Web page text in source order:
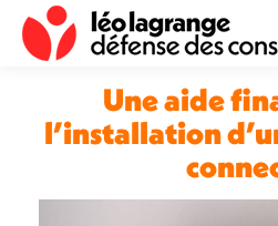
Une aide
l’installation